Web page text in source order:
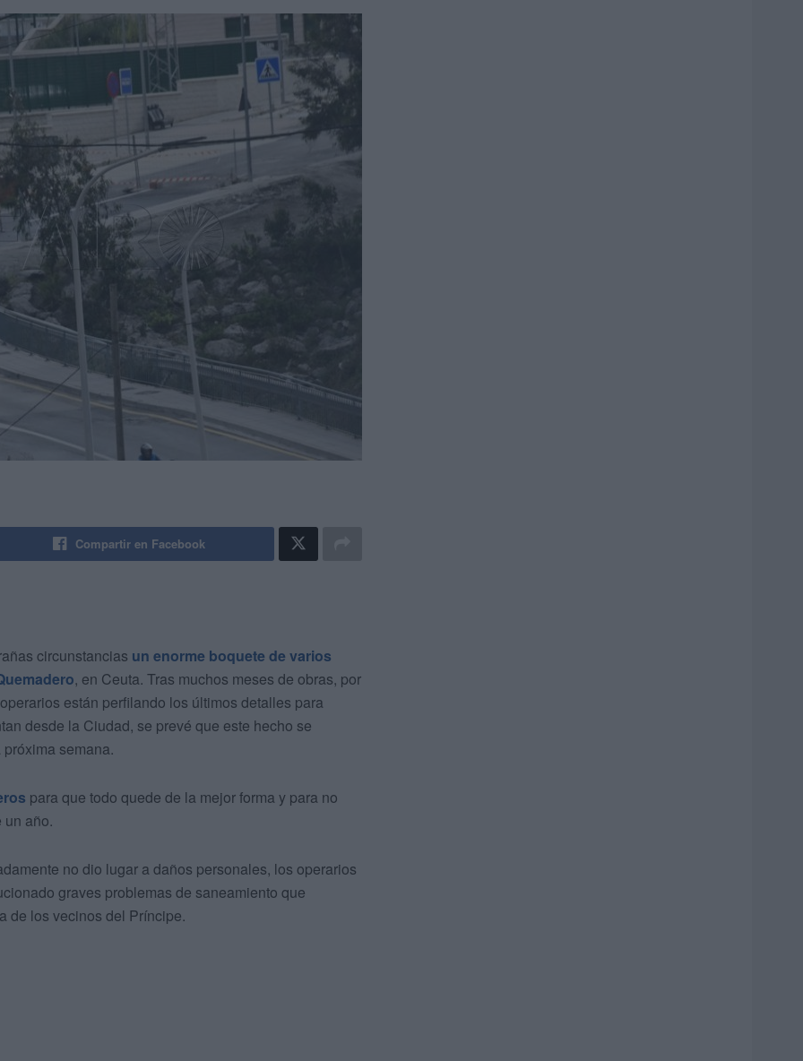
Compartir en Facebook
circunstancias un enorme boquete de varios
, en Ceuta. Tras muchos meses de obras, por
están perfilando los últimos detalles para
desde la Ciudad, se prevé que este hecho se
semana.
para que todo quede de la mejor forma y para no
un año.
no dio lugar a daños personales, los operarios
graves problemas de saneamiento que
de los vecinos del Príncipe.